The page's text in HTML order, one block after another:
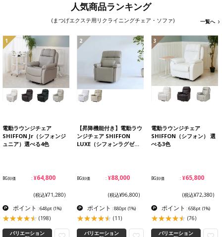
人気商品ランキング
(まつげエクステ用リクライニングチェア・ソファ) 一覧へ
1
電動ラウンジチェア
SHIFFON Jr（シフォンジ
ュニア）選べる4色
BG卸価 ¥64,800
(税込¥71,280)
ポイント : 648pt (1%)
(198)
バリエーション
2
【昇降機能付き】電動ラウ
ンジチェア SHIFFON
LUXE（シフォンラグゼ…
BG卸価 ¥88,000
(税込¥96,800)
ポイント : 880pt (1%)
(11)
バリエーション
3
電動ラウンジチェア
SHIFFON（シフォン） 選
べる3色
BG卸価 ¥65,800
(税込¥72,380)
ポイント : 658pt (1%)
(76)
バリエーション